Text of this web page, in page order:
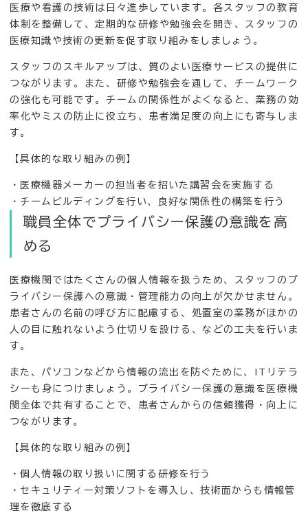
医療や看護の技術は日々進歩しています。各スタッフの教育
体制を整備して、定期的な研修や勉強会を開き、スタッフの
医療知識や技術の更新を促す取り組みをしましょう。
スタッフのスキルアップは、質のよい医療サービスの提供に
つながります。また、研修や勉強会を通して、チームワーク
の強化も可能です。チームの関係性がよくなると、業務の効
率化やミスの防止に役立ち、患者満足度の向上にも寄与しま
す。
【具体的な取り組みの例】
・医療機器メーカーの担当者を招いた講習会を実施する
・チームビルディングを行い、良好な関係性の構築を行う
職員全体でプライバシー保護の意識を高
める
医療機関ではたくさんの個人情報を扱うため、スタッフのプ
ライバシー保護への意識・管理能力の向上が欠かせません。
患者さんの名前の呼び方に配慮する、処置室の業務がほかの
人の目に触れないよう仕切りを設ける、などの工夫を行いま
す。
また、パソコンなどから情報の流出を防ぐために、ITリテラ
シーも身につけましょう。プライバシー保護の意識を医療機
関全体で共有することで、患者さんからの信頼獲得・向上に
つながります。
【具体的な取り組みの例】
・個人情報の取り扱いに関する研修を行う
・セキュリティー対策ソフトを導入し、技術面からも情報管
理を徹底する